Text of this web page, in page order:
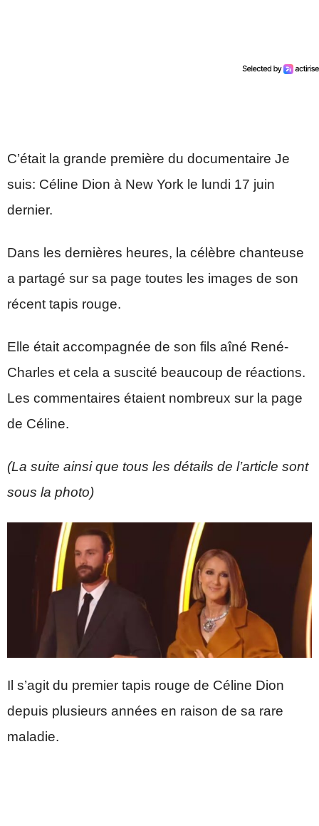
C’était la grande première du documentaire Je
suis: Céline Dion à New York le lundi 17 juin
dernier.
Dans les dernières heures, la célèbre chanteuse
a partagé sur sa page toutes les images de son
récent tapis rouge.
Elle était accompagnée de son fils aîné René-
Charles et cela a suscité beaucoup de réactions.
Les commentaires étaient nombreux sur la page
de Céline.
(La suite ainsi que tous les détails de l’article sont
sous la photo)
Il s’agit du premier tapis rouge de Céline Dion
depuis plusieurs années en raison de sa rare
maladie.